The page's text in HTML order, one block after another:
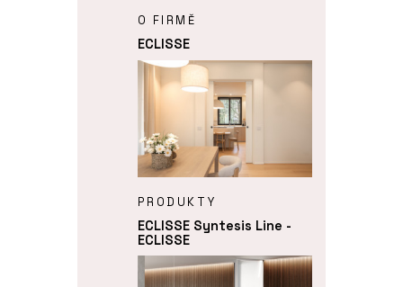
O FIRMĚ
ECLISSE
PRODUKTY
ECLISSE Syntesis Line -
ECLISSE